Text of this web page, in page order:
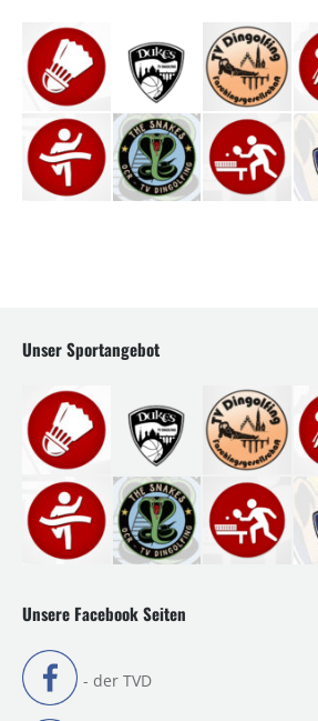
Unser Sportangebot
Unsere Facebook Seiten
- der TVD